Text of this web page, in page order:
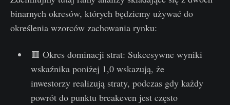
binarnych okresów, których będziemy używać do
określenia wzorców zachowania rynku:
🟥 Okres dominacji strat: Sukcesywne wyniki
wskaźnika poniżej 1,0 wskazują, że
inwestorzy realizują straty, podczas gdy każdy
powrót do punktu breakeven jest często